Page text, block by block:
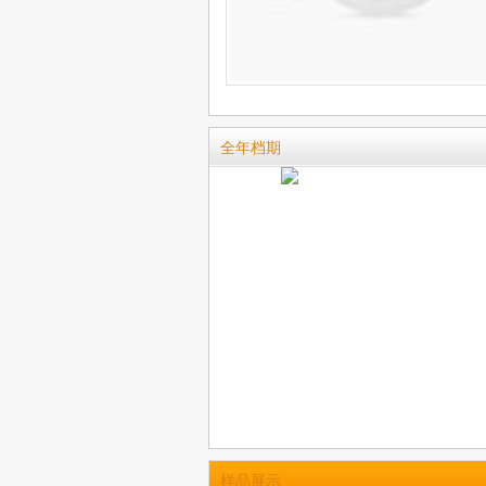
全年档期
样品展示